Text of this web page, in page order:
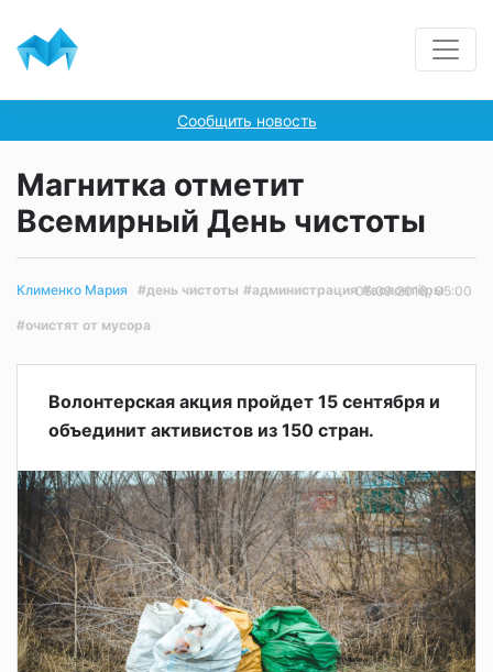
Сообщить новость
Магнитка отметит
Всемирный День чистоты
Клименко Мария #день чистоты #администрация #волонтёры
#очистят от мусора
05.09.2018, 05:00
Волонтерская акция пройдет 15 сентября и
объединит активистов из 150 стран.